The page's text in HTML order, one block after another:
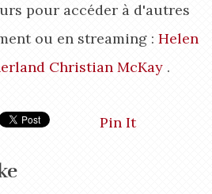
pour accéder à d'autres
ou en streaming : Helen
Christian McKay.
Pin It